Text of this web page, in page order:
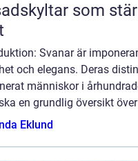
som
Svanar är
och elegans. Deras
människor i
en grundlig översikt
Eklund